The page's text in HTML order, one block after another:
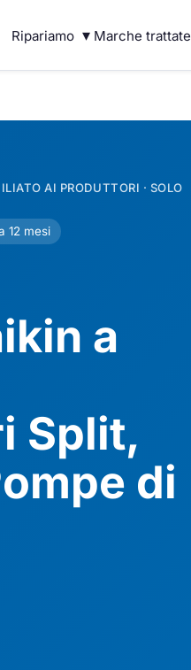
Ripariamo ▾ Marche trattate
AI PRODUTTORI · SOLO
12 mesi
a
Split,
di